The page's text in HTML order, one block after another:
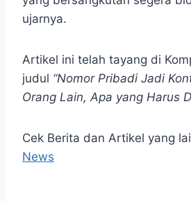
ujarnya.
Artikel ini telah tayang di
judul “Nomor Pribadi Jadi
Orang Lain, Apa yang Harus
Cek Berita dan Artikel yang
News